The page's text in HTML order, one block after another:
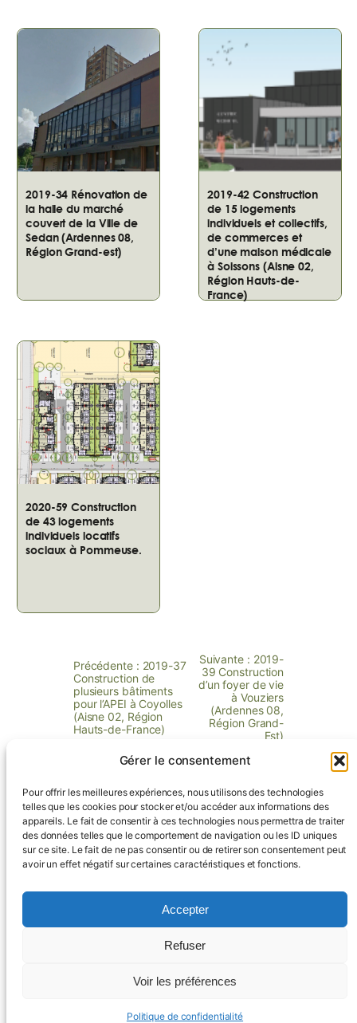
Gérer le consentement
Pour offrir les meilleures expériences, nous utilisons des technologies
telles que les cookies pour stocker et/ou accéder aux informations des
appareils. Le fait de consentir à ces technologies nous permettra de traiter
des données telles que le comportement de navigation ou les ID uniques
sur ce site. Le fait de ne pas consentir ou de retirer son consentement peut
avoir un effet négatif sur certaines caractéristiques et fonctions.
Accepter
Refuser
Voir les préférences
Politique de confidentialité
2019-34 Rénovation de
la halle du marché
couvert de la Ville de
Sedan (Ardennes 08,
Région Grand-est)
2019-42 Construction
de 15 logements
individuels et collectifs,
de commerces et
d’une maison médicale
à Soissons (Aisne 02,
Région Hauts-de-
France)
2020-59 Construction
de 43 logements
individuels locatifs
sociaux à Pommeuse.
Précédente : 2019-37
Construction de
plusieurs bâtiments
pour l’APEI à Coyolles
(Aisne 02, Région
Hauts-de-France)
Suivante : 2019-
39 Construction
d’un foyer de vie
à Vouziers
(Ardennes 08,
Région Grand-
Est)
Contactez-nous !
Équipe Références
Politique de confidentialité
Mentions légales